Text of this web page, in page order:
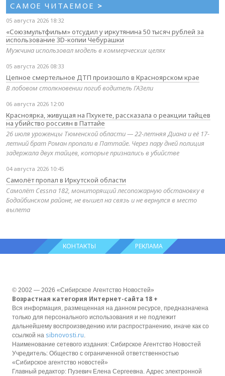
САМОЕ ЧИТАЕМОЕ >
05 августа 2026 18:32
«Союзмультфильм» отсудил у иркутянина 50 тысяч рублей за
использование 3D-копии Чебурашки
Мужчина использовал модель в коммерческих целях
05 августа 2026 08:33
Цепное смертельное ДТП произошло в Красноярском крае
В лобовом столкновении погиб водитель ГАЗели
06 августа 2026 12:00
Красноярка, живущая на Пхукете, рассказала о реакции тайцев
на убийство россиян в Паттайе
26 июля уроженцы Тюменской области — 22-летняя Диана и её 17-
летний брат Роман пропали в Паттайе. Через пару дней полиция
задержала двух тайцев, которые признались в убийстве
04 августа 2026 10:45
Самолёт пропал в Иркутской области
Самолёт Cessna 182, мониторящий лесопожарную обстановку в
Бодайбинском районе, не вышел на связь и не вернулся в место
вылета
КОНТАКТЫ РЕКЛАМА
© 2002 — 2026 «Сибирское Агентство Новостей»
Возрастная категория Интернет-сайта 18 +
Вся информация, размещенная на данном ресурсе, предназначена
только для персонального использования и не подлежит
дальнейшему воспроизведению или распространению, иначе как со
ссылкой на sibnovosti.ru.
Наименование сетевого издания: Сибирское Агентство Новостей
Учредитель: Общество с ограниченной ответственностью
«Сибирское агентство новостей»
Главный редактор: Пузевич Елена Сергеевна. Адрес электронной